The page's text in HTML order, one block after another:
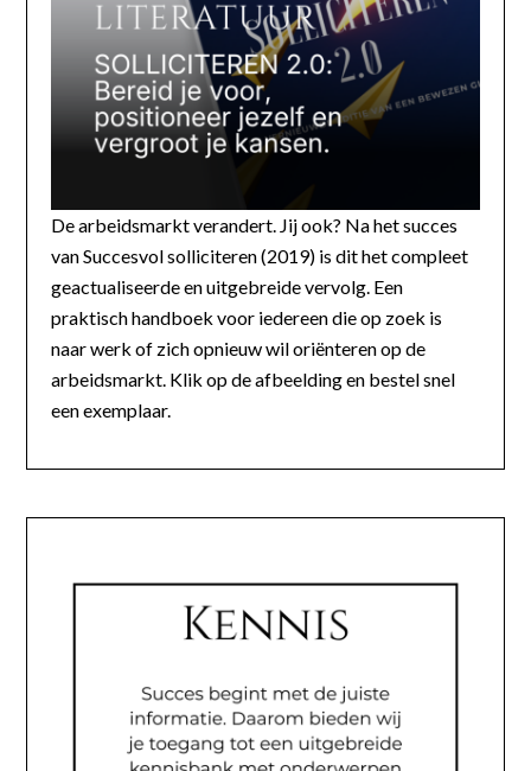
De arbeidsmarkt verandert. Jij ook? Na het succes
van Succesvol solliciteren (2019) is dit het compleet
geactualiseerde en uitgebreide vervolg. Een
praktisch handboek voor iedereen die op zoek is
naar werk of zich opnieuw wil oriënteren op de
arbeidsmarkt. Klik op de afbeelding en bestel snel
een exemplaar.